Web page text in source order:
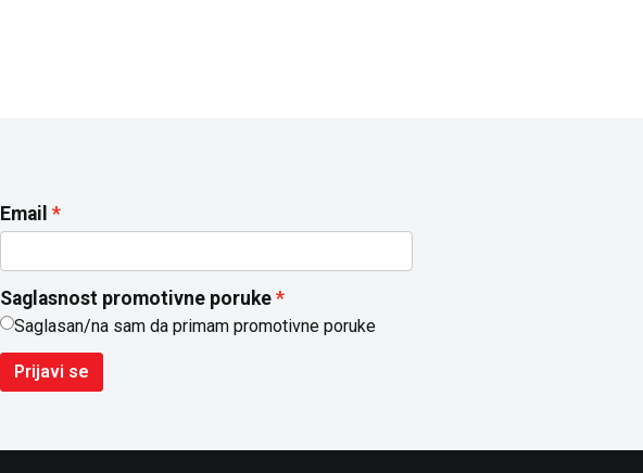
Email
Saglasnost promotivne poruke
Saglasan/na sam da primam promotivne poruke
Prijavi se